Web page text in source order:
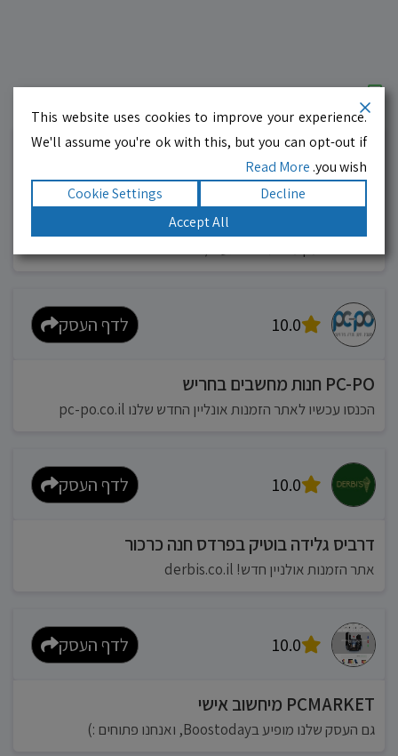
עסקים מומלצים!רוצים גם? לחצו כאן
10.0
10.0 לדף העסק
PC-PO חנות מחשבים בחריש
הכנסו עכשיו לאתר הזמנות אונליין החדש שלנו pc-po.co.il
10.0 לדף העסק
דרביס גלידה בוטיק בפרדס חנה כרכור
אתר הזמנות אולניין חדש! derbis.co.il
10.0 לדף העסק
PCMARKET מיחשוב אישי
גם העסק שלנו מופיע בBoostoday, ואנחנו פתוחים :)
This website uses cookies to improve your experience.
We'll assume you're ok with this, but you can opt-out if
you wish.
Read More
Decline
Cookie Settings
Accept All